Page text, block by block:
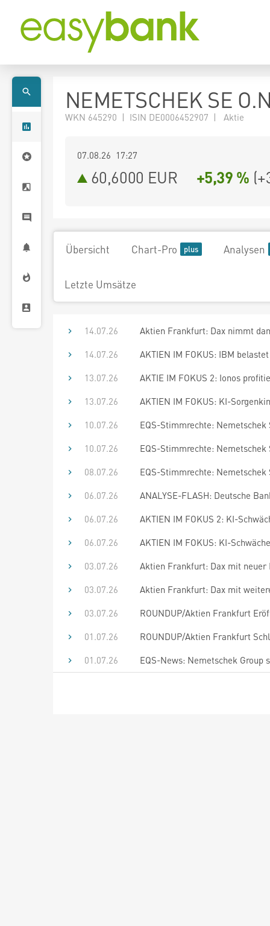
NEMETSCHEK SE
WKN 645290 | ISIN DE0006452907 | Aktie
07.08.26 17:27
60,6000 EUR +5,39 % (
Übersicht Chart-Pro Analysen
Letzte Umsätze
14.07.26
Aktien Frankfurt: Dax nimmt
14.07.26
AKTIEN IM FOKUS: IBM
13.07.26
AKTIE IM FOKUS 2: Ionos
13.07.26
AKTIEN IM FOKUS: KI-
10.07.26
EQS-Stimmrechte: Nemetschek
10.07.26
EQS-Stimmrechte: Nemetschek
08.07.26
EQS-Stimmrechte: Nemetschek
06.07.26
ANALYSE-FLASH: Deutsche
06.07.26
AKTIEN IM FOKUS 2: KI-
06.07.26
AKTIEN IM FOKUS: KI-
03.07.26
Aktien Frankfurt: Dax mit neuer
03.07.26
Aktien Frankfurt: Dax mit
03.07.26
ROUNDUP/Aktien Frankfurt
01.07.26
ROUNDUP/Aktien Frankfurt
01.07.26
EQS-News: Nemetschek Group